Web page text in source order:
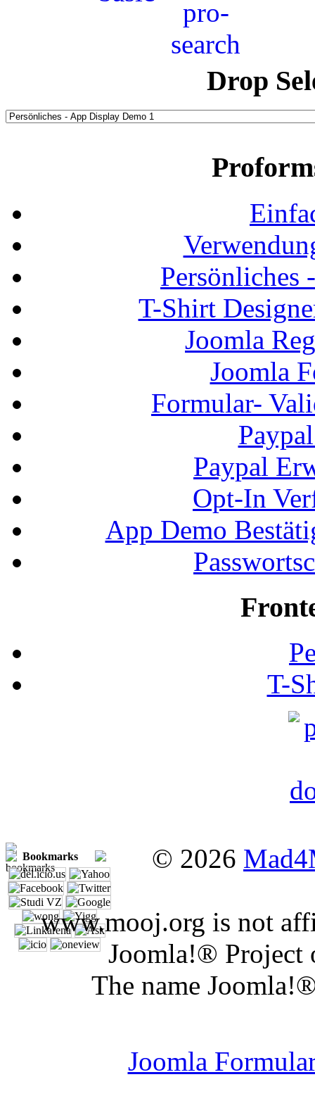
Drop
Persönliches
T-Shirt
Joomla
Joomla
Formular-
Paypal
Opt-In
App Demo
T-
Bookmarks © 2026
www.mooj.org is not
Joomla!® Project
The name
Joomla